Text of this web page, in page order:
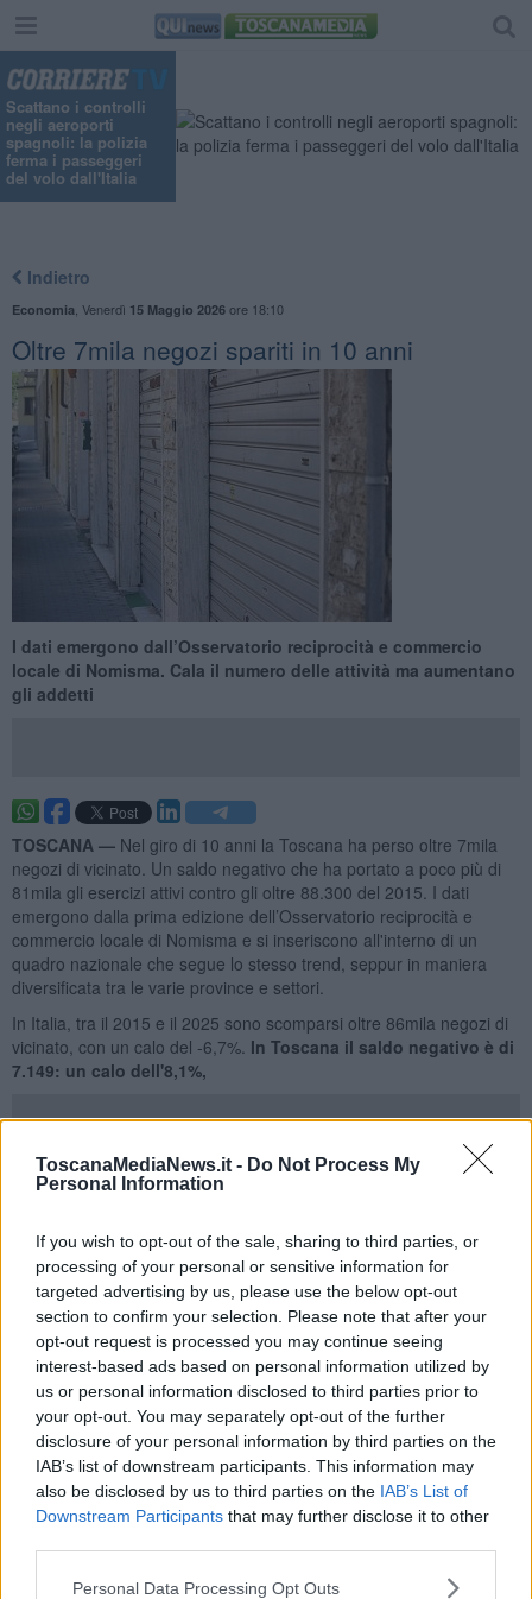
ToscanaMediaNews.it - Do Not Process My
Personal Information
If you wish to opt-out of the sale, sharing to third parties, or
processing of your personal or sensitive information for
targeted advertising by us, please use the below opt-out
section to confirm your selection. Please note that after your
opt-out request is processed you may continue seeing
interest-based ads based on personal information utilized by
us or personal information disclosed to third parties prior to
your opt-out. You may separately opt-out of the further
disclosure of your personal information by third parties on the
IAB’s list of downstream participants. This information may
also be disclosed by us to third parties on the IAB’s List of
Downstream Participants that may further disclose it to other
Personal Data Processing Opt Outs
Scattano i controlli
negli aeroporti
spagnoli: la polizia
ferma i passeggeri
del volo dall'Italia
Indietro
Economia Venerdì 15 Maggio 2026ore 18:10
Oltre 7mila negozi spariti in 10 anni
I dati emergono dall’Osservatorio reciprocità e commercio
locale di Nomisma. Cala il numero delle attività ma aumentano
gli addetti
TOSCANA — Nel giro di 10 anni la Toscana ha perso oltre 7mila
negozi di vicinato. Un saldo negativo che ha portato a poco più di
81mila gli esercizi attivi contro gli oltre 88.300 del 2015. I dati
emergono dalla prima edizione dell’Osservatorio reciprocità e
commercio locale di Nomisma e si inseriscono all'interno di un
quadro nazionale che segue lo stesso trend, seppur in maniera
diversificata tra le varie province e settori.
In Italia, tra il 2015 e il 2025 sono scomparsi oltre 86mila negozi di
vicinato, con un calo del -6,7%. In Toscana il saldo negativo è di
7.149: un calo dell'8,1%,
Tra il 2015 e il 2025 èPisaad aver pagato il prezzo più alto in
saldo negativo di 956), Massa Carrara (-942) e Lucca (-923). In
termini percentuali, è peròMassa-Carraraad aver fatto registrare
la contrazione più marcata (con un calo del 16,3%), precedendo
nella graduatoria regionale Pisa (-13,8%), Arezzo (-11,4%) e Siena
(-10,6%). Più contenuta la flessione a Firenze (-4,4%).
La contrazione della rete distributiva non va però di pari passo con
il numero degli addetti, dove il saldo è invece positivo con un
aumento del 19,5% rispetto al 2015 e con vette del +25,2% a
Firenze, +21,7% a Prato, +21,4% a Grosseto e del +20,8% a
Livorno. La crescita più contenuta, invece, si registra a Massa-
Carrara (+6,3%) e Pistoia (+8,2%).
Nel complesso, gli addetti che operano nei negozi di prossimità
della Toscana negli ultimi 10 anni sono aumentati di oltre 30.900
unità e nel 2025 risultano essere più di 190.500.